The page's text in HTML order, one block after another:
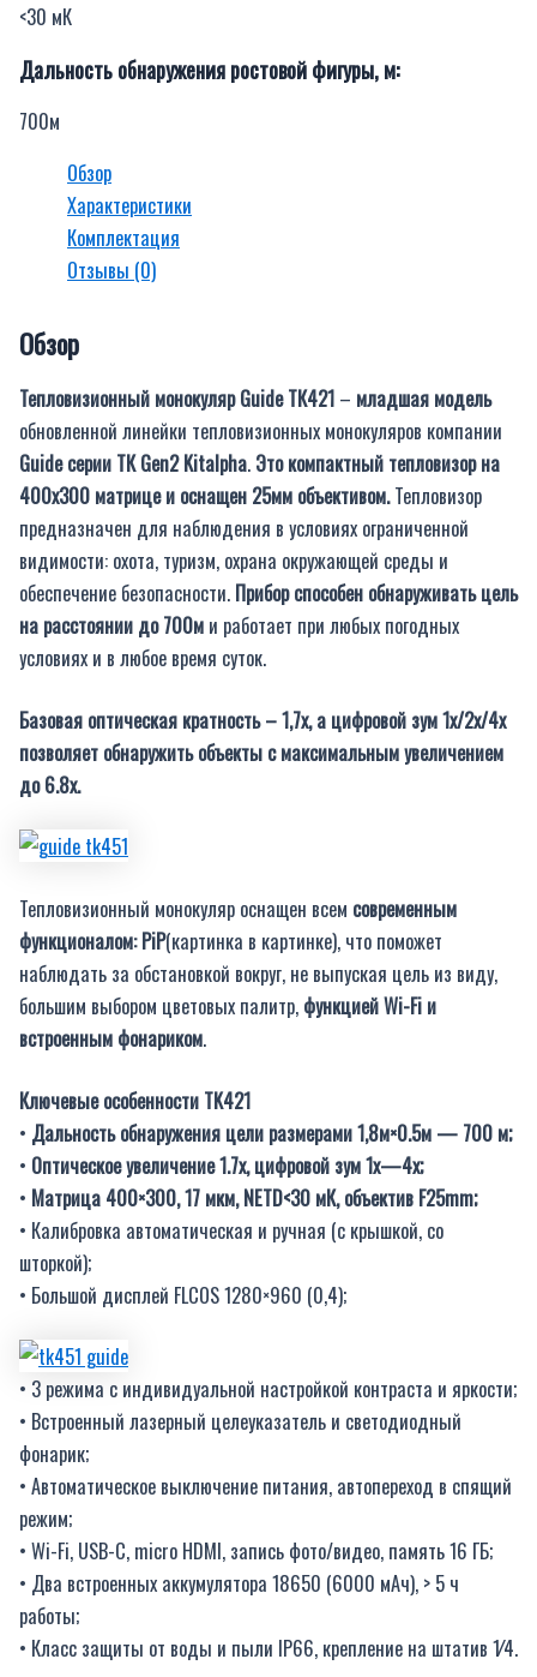
<30 мК
Дальность обнаружения ростовой фигуры, м:
700м
Обзор
Характеристики
Комплектация
Отзывы (0)
Обзор
Тепловизионный монокуляр Guide ТК421 – младшая модель
обновленной линейки тепловизионных монокуляров компании
Guide серии ТК Gen2 Kitalpha. Это компактный тепловизор на
400х300 матрице и оснащен 25мм объективом.Тепловизор
предназначен для наблюдения в условиях ограниченной
видимости: охота, туризм, охрана окружающей среды и
обеспечение безопасности. Прибор способен обнаруживать цель
на расстоянии до 700м и работает при любых погодных
условиях и в любое время суток.
Базовая оптическая кратность – 1,7х, а цифровой зум 1х/2x/4х
позволяет обнаружить объекты с максимальным увеличением
до 6.8х.
Тепловизионный монокуляр оснащен всем современным
функционалом: PiP(картинка в картинке), что поможет
наблюдать за обстановкой вокруг, не выпуская цель из виду,
большим выбором цветовых палитр, функцией Wi-Fi и
встроенным фонариком.
Ключевые особенности TK421
• Дальность обнаружения цели размерами 1,8м×0.5м — 700 м;
• Оптическое увеличение 1.7x, цифровой зум 1x—4x;
• Матрица 400×300, 17 мкм, NETD<30 мК, объектив F25mm;
• Калибровка автоматическая и ручная (с крышкой, со
шторкой);
• Большой дисплей FLCOS 1280×960 (0,4);
• 3 режима с индивидуальной настройкой контраста и яркости;
• Встроенный лазерный целеуказатель и светодиодный
фонарик;
• Автоматическое выключение питания, автопереход в спящий
режим;
• Wi-Fi, USB-C, micro HDMI, запись фото/видео, память 16 ГБ;
• Два встроенных аккумулятора 18650 (6000 мАч), > 5 ч
работы;
• Класс защиты от воды и пыли IP66, крепление на штатив 1⁄4.